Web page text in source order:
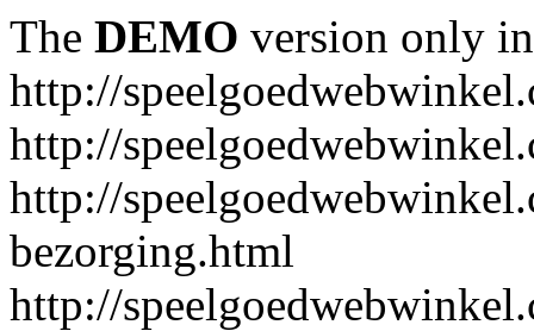
The DEMO version only
http://
http://
http://
bezorging.html
http://